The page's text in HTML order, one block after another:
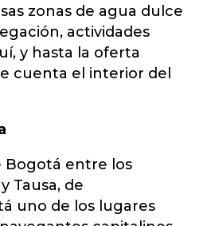
zonas de agua dulce
actividades
y hasta la oferta
cuenta el interior del
Bogotá entre los
Tausa, de
uno de los lugares